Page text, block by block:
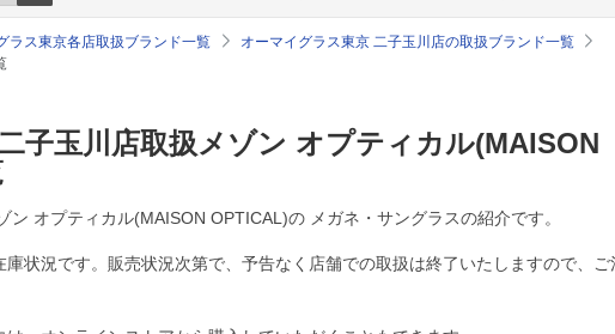
Search
ラス東京各店取扱ブランド一覧
オーマイグラス東京 二子玉川店の取扱ブランド一覧
子玉川店取扱メゾン オプティカル(MAISON
オプティカル(MAISON OPTICAL)の メガネ・サングラスの紹介です。
状況です。販売状況次第で、予告なく店舗での取扱は終了いたしますので、ご